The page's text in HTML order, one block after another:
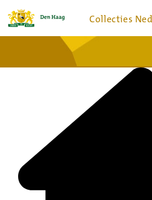
Collecties
Bronnen en collecties